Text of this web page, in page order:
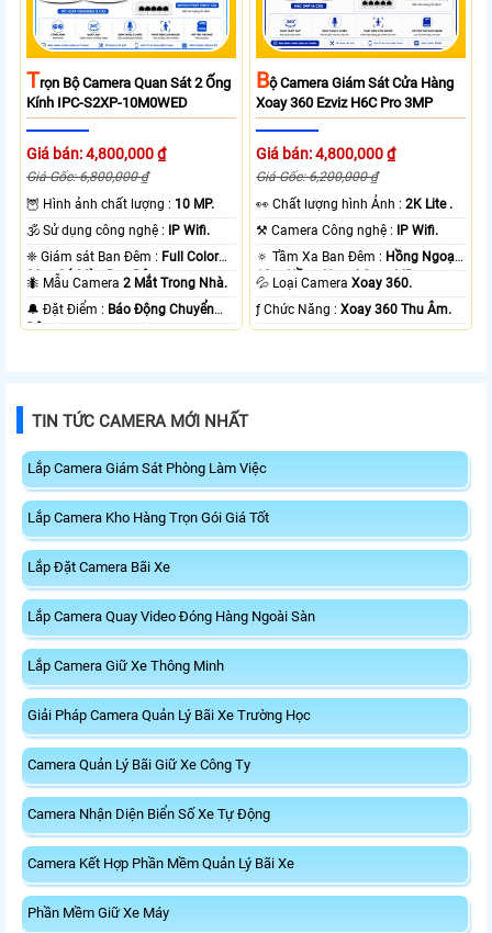
TRọn Bộ Camera Quan Sát 2 Ống
Kính IPC-S2XP-10M0WED
Giá bán: 4,800,000 ₫
Giá Gốc: 6,800,000 ₫
🦉 Hình ảnh chất lượng : 10 MP.
🕉️ Sử dụng công nghệ :
IP Wifi.
❈ Giám sát Ban Đêm : Full Color
20m Có Màu Ban Ðêm.
🐜 Mẫu Camera2 Mắt Trong Nhà.
️🔔 Đặt Điểm : Báo Động Chuyển
Động.
BỘ Camera Giám Sát Cửa Hàng
Xoay 360 Ezviz H6C Pro 3MP
Giá bán: 4,800,000 ₫
Giá Gốc: 6,200,000 ₫
️👀 Chất lượng hình Ảnh :2K Lite .
⚒ Camera Công nghệ :
IP Wifi.
🔅 Tầm Xa Ban Đêm : Hồng Ngoại
10m Hồng Ngoại Smart IR.
💦 Loại CameraXoay 360.
️ƒ Chức Năng :Xoay 360 Thu Âm.
TIN TỨC CAMERA MỚI NHẤT
Lắp Camera Giám Sát Phòng Làm Việc
Lắp Camera Kho Hàng Trọn Gói Giá Tốt
Lắp Đặt Camera Bãi Xe
Lắp Camera Quay Video Đóng Hàng Ngoài Sàn
Lắp Camera Giữ Xe Thông Minh
Giải Pháp Camera Quản Lý Bãi Xe Trường Học
Camera Quản Lý Bãi Giữ Xe Công Ty
Camera Nhận Diện Biển Số Xe Tự Động
Camera Kết Hợp Phần Mềm Quản Lý Bãi Xe
Phần Mềm Giữ Xe Máy